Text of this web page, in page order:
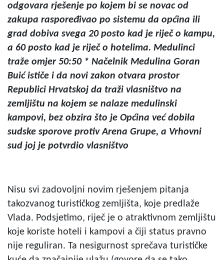
odgovara rješenje po kojem bi se novac od
zakupa raspoređivao po sistemu da općina ili
grad dobiva svega 20 posto kad je riječ o kampu,
a 60 posto kad je riječ o hotelima. Medulinci
traže omjer 50:50 * Načelnik Medulina Goran
Buić ističe i da novi zakon otvara prostor
Republici Hrvatskoj da traži vlasništvo na
zemljištu na kojem se nalaze medulinski
kampovi, bez obzira što je Općina već dobila
sudske sporove protiv Arena Grupe, a Vrhovni
sud joj je potvrdio vlasništvo
Nisu svi zadovoljni novim rješenjem pitanja
takozvanog turističkog zemljišta, koje predlaže
Vlada. Podsjetimo, riječ je o atraktivnom zemljištu
koje koriste hoteli i kampovi a čiji status pravno
nije reguliran. Ta nesigurnost sprečava turističke